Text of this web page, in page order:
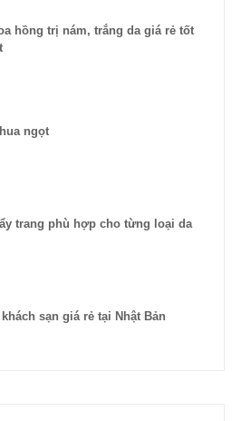
hồng trị nám, trắng da giá rẻ tốt
ngọt
trang phù hợp cho từng loại da
sạn giá rẻ tại Nhật Bản